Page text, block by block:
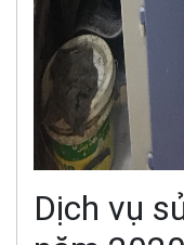
Dịch vụ